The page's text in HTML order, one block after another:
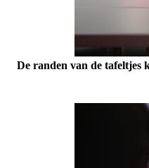
De randen van de tafeltjes